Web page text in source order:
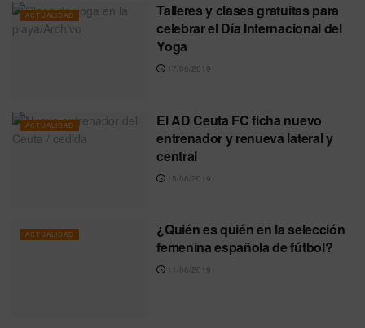
ACTUALIDAD
Talleres y clases gratuitas para
celebrar el Día Internacional del
Yoga
17/06/2019
ACTUALIDAD
El AD Ceuta FC ficha nuevo
entrenador y renueva lateral y
central
15/06/2019
ACTUALIDAD
¿Quién es quién en la selección
femenina española de fútbol?
11/06/2019